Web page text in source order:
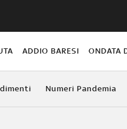
ADDIO BARESI ONDATA
Numeri Pandemia